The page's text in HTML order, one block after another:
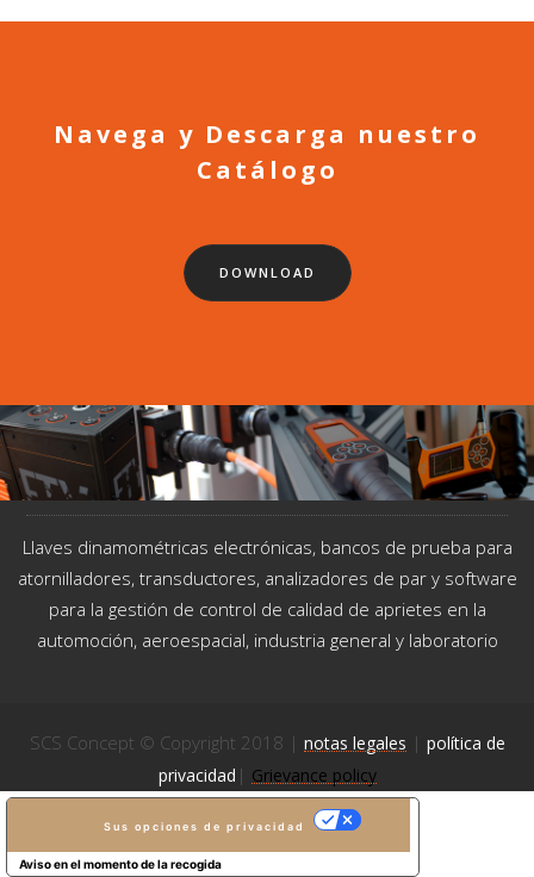
Navega y Descarga nuestro
Catálogo
DOWNLOAD
Llaves dinamométricas electrónicas, bancos de prueba para
atornilladores, transductores, analizadores de par y software
para la gestión de control de calidad de aprietes en la
automoción, aeroespacial, industria general y laboratorio
SCS Concept © Copyright 2018 | notas legales | política de
privacidad | Grievance policy
Aviso en el momento de la recogida
Sus opciones de privacidad